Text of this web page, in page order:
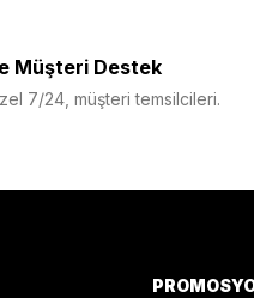
Müşteri Destek
7/24, müşteri temsilcileri.